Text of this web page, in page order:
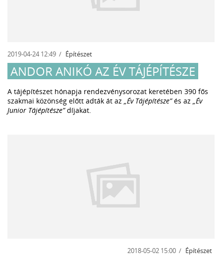
2019-04-24 12:49 Építészet
ANDOR ANIKÓ AZ ÉV TÁJÉPÍTÉSZE
A tájépítészet hónapja rendezvénysorozat keretében 390 fős
szakmai közönség előtt adták át az „Év Tájépítésze”és az „Év
Junior Tájépítésze”díjakat.
2018-05-02 15:00 Építészet